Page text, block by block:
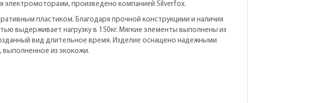
электромоторами, произведено компанией Silverfox.
пластиком. Благодаря прочной конструкциии и наличия
выдерживает нагрузку в 150кг. Мягкие элементы выполнены из
вид длительное время. Изделие оснащено надежными
из экокожи.